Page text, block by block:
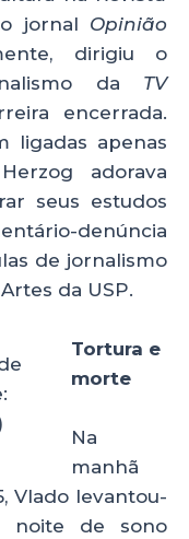
jornal Opinião
dirigiu o
da TV
encerrada.
ligadas apenas
adorava
seus estudos
denúncia
de jornalismo
da USP.
Tortura e
morte
Na
manhã
Vlado levantou-
noite de sono